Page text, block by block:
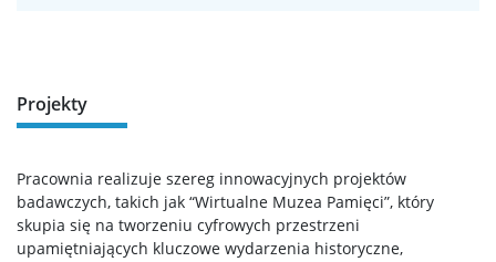
Projekty
Pracownia realizuje szereg innowacyjnych projektów
badawczych, takich jak “Wirtualne Muzea Pamięci”, który
skupia się na tworzeniu cyfrowych przestrzeni
upamiętniających kluczowe wydarzenia historyczne,